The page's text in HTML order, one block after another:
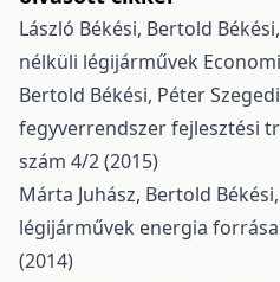
László Békési, Bertold Békési,
nélküli légijárművek
Bertold Békési, Péter
fegyverrendszer fejlesztési
szám 4/2 (2015)
Márta Juhász, Bertold Békési,
légijárművek energia
(2014)